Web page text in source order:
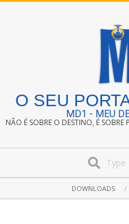
O SEU
MD1 - MEU
NÃO É SOBRE O DESTINO, É SOBRE
Navigation
DOWNLOADS